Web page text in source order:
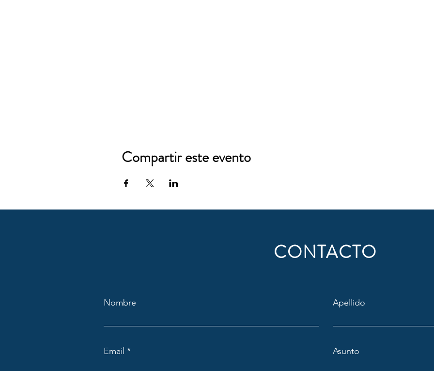
Compartir este evento
CONTACTO
Nombre Apellido
Email Asunto